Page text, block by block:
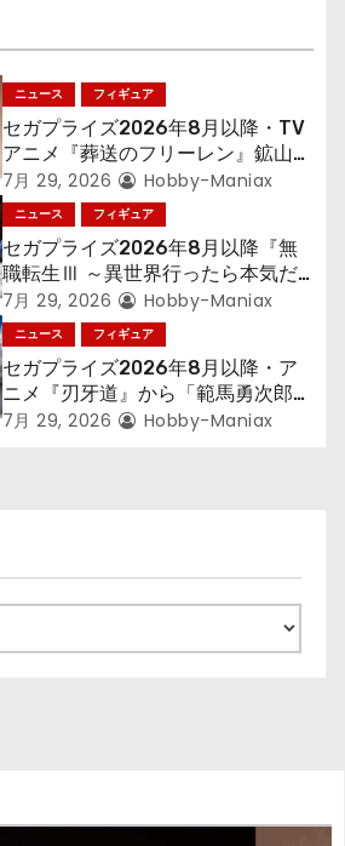
ニュース フィギュア
セガプライズ2026年8月以降・TV
アニメ『葬送のフリーレン』鉱山で
300年働くことになっっちゃった
「フリーレン」を立体化！
7月 29, 2026 Hobby-Maniax
ニュース フィギュア
セガプライズ2026年8月以降『無
職転生Ⅲ ～異世界行ったら本気だ
す～』から「ロキシー」のフィギュ
アが登場！
7月 29, 2026 Hobby-Maniax
ニュース フィギュア
セガプライズ2026年8月以降・ア
ニメ『刃牙道』から「範馬勇次郎」
が登場ッッ!!
7月 29, 2026 Hobby-Maniax